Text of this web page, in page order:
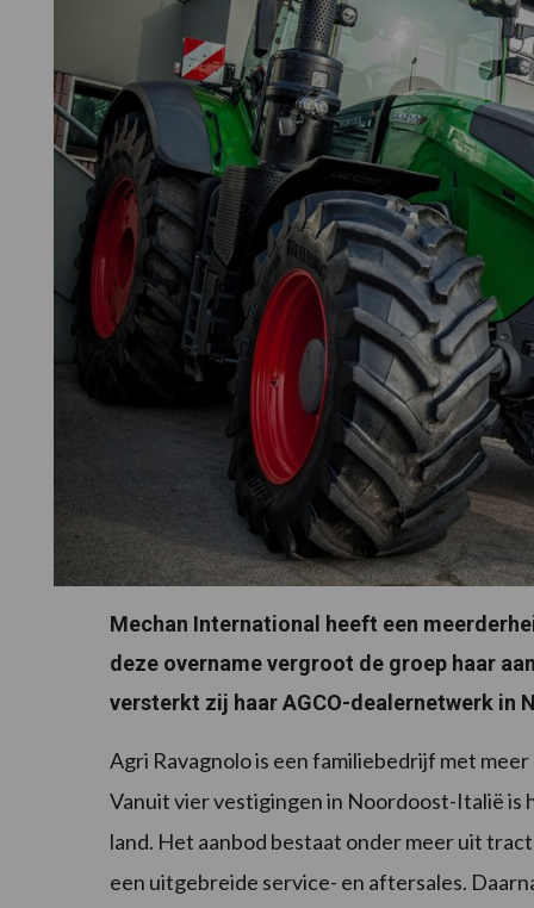
Mechan International heeft een
deze overname vergroot de groep haar
versterkt zij haar AGCO-dealernetwerk in
Agri Ravagnolo is een familiebedrijf met
Vanuit vier vestigingen in Noordoost-Italië is
land. Het aanbod bestaat onder meer uit
een uitgebreide service- en aftersales.